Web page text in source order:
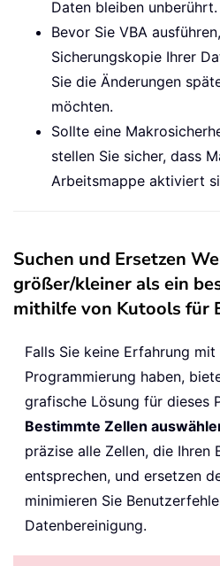
Daten bleiben unberührt.
Bevor Sie VBA
Sicherungskopie Ihrer
Sie die Änderungen
möchten.
Sollte eine
stellen Sie sicher, dass
Arbeitsmappe aktiviert
Suchen und Ersetzen
größer/kleiner als ein
mithilfe von Kutools für
Falls Sie keine Erfahrung
Programmierung haben,
grafische Lösung für dieses
Bestimmte Zellen
präzise alle Zellen, die Ihren
entsprechen, und ersetzen
minimieren Sie
Datenbereinigung.